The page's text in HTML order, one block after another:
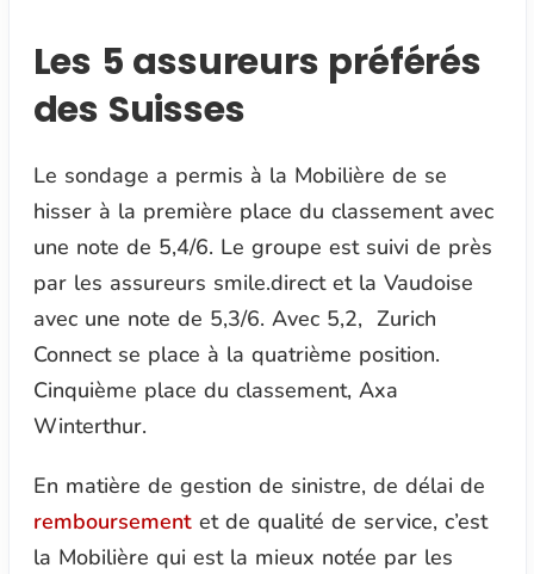
Les 5 assureurs préférés
des Suisses
Le sondage a permis à la Mobilière de se
hisser à la première place du classement avec
une note de 5,4/6. Le groupe est suivi de près
par les assureurs smile.direct et la Vaudoise
avec une note de 5,3/6. Avec 5,2, Zurich
Connect se place à la quatrième position.
Cinquième place du classement, Axa
Winterthur.
En matière de gestion de sinistre, de délai de
remboursementet de qualité de service, c’est
la Mobilière qui est la mieux notée par les